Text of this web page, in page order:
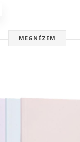
MEGNÉZEM